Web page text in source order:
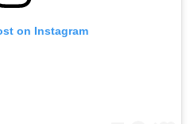
on Instagram